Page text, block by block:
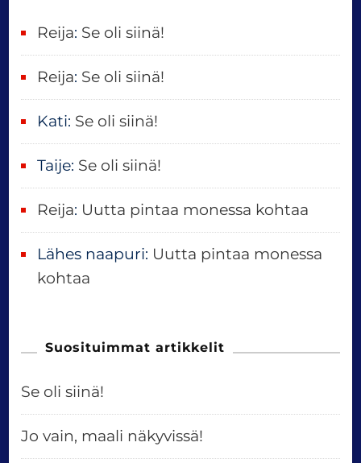
nReija: Se oli siinä!
Reija: Se oli siinä!
Kati: Se oli siinä!
Taije: Se oli siinä!
Reija: Uutta pintaa monessa kohtaa
Lähes naapuri: Uutta pintaa monessa
kohtaa
Suosituimmat artikkelit
Se oli siinä!
Jo vain, maali näkyvissä!